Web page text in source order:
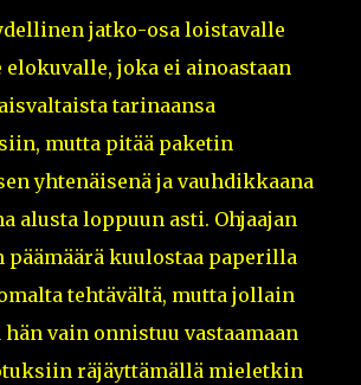
jatko-osa loistavalle
joka ei ainoastaan
tarinaansa
mutta pitää paketin
yhtenäisenä ja vauhdikkaana
alusta loppuun asti. Ohjaajan
kuulostaa paperilla
tehtävältä, mutta jollain
vain onnistuu vastaamaan
räjäyttämällä mieletkin